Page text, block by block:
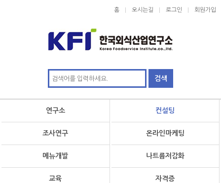
홈 오시는길 로그인 회원가입
연구소 컨설팅
조사연구 온라인마케팅
메뉴개발 나트륨저감화
교육 자격증